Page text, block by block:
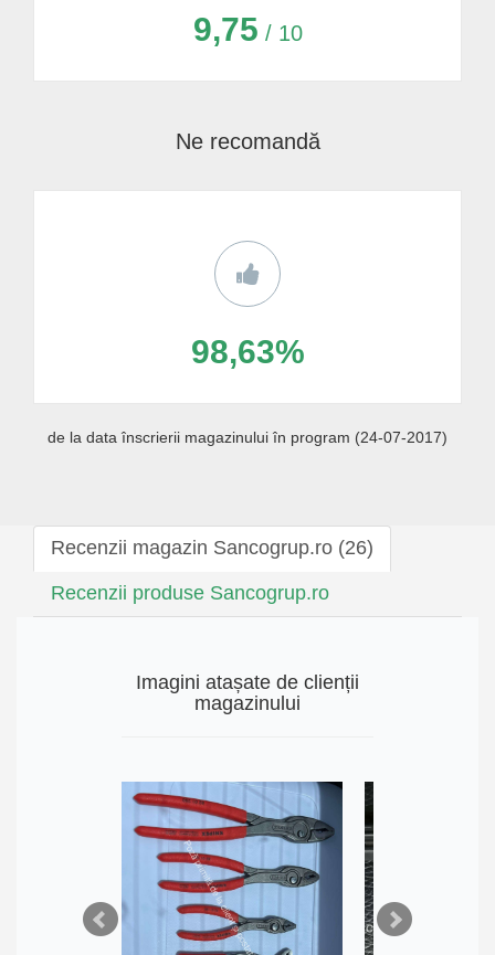
9,75 / 10
Ne recomandă
98,63%
de la data înscrierii magazinului în program (24-07-2017)
Recenzii magazin Sancogrup.ro (26)
Recenzii produse Sancogrup.ro
Imagini atașate de clienții
magazinului